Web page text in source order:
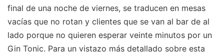
final de una noche de viernes, se traducen en mesas
vacías que no rotan y clientes que se van al bar de al
lado porque no quieren esperar veinte minutos por un
Gin Tonic. Para un vistazo más detallado sobre esta